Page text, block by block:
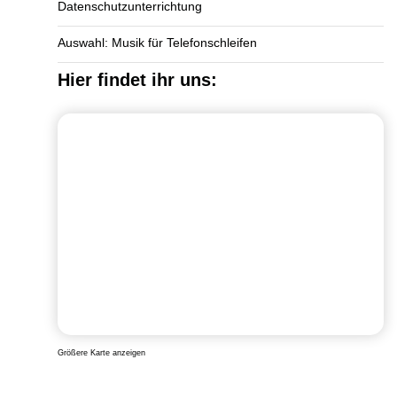
Datenschutzunterrichtung
Auswahl: Musik für Telefonschleifen
Hier findet ihr uns:
Größere Karte anzeigen